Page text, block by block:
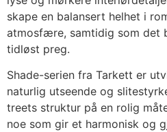
skape en balansert helhet i
atmosfære, samtidig som det
tidløst preg.
Shade-serien fra Tarkett er
naturlig utseende og
treets struktur på en rolig
noe som gir et harmonisk og